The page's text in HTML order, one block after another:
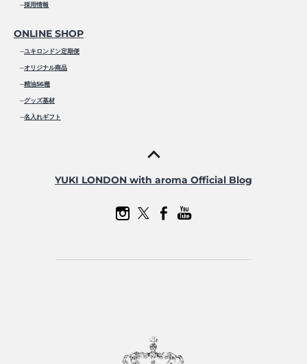
─採用情報
ONLINE SHOP
─ユキロンドン定期便
─オリジナル商品
─精油56種
─グッズ基材
─名入れギフト
YUKI LONDON with aroma Official Blog